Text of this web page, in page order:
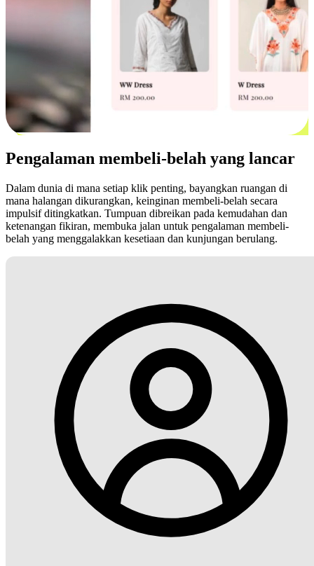
Pengalaman membeli-belah yang lancar
Dalam dunia di mana setiap klik penting, bayangkan ruangan di
mana halangan dikurangkan, keinginan membeli-belah secara
impulsif ditingkatkan. Tumpuan dibreikan pada kemudahan dan
ketenangan fikiran, membuka jalan untuk pengalaman membeli-
belah yang menggalakkan kesetiaan dan kunjungan berulang.